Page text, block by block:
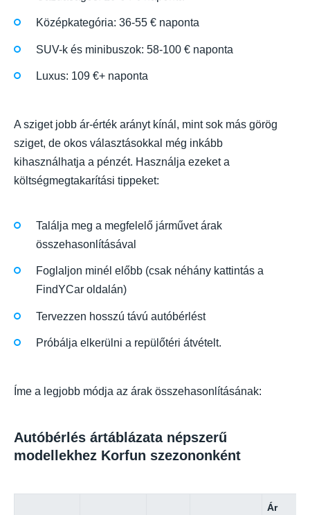
Középkategória: 36-55 € naponta
SUV-k és minibuszok: 58-100 € naponta
Luxus: 109 €+ naponta
A sziget jobb ár-érték arányt kínál, mint sok más görög
sziget, de okos választásokkal még inkább
kihasználhatja a pénzét. Használja ezeket a
költségmegtakarítási tippeket:
Találja meg a megfelelő járművet árak
összehasonlításával
Foglaljon minél előbb (csak néhány kattintás a
FindYCar oldalán)
Tervezzen hosszú távú autóbérlést
Próbálja elkerülni a repülőtéri átvételt.
Íme a legjobb módja az árak összehasonlításának:
Autóbérlés ártáblázata népszerű
modellekhez Korfun szezononként
Ár